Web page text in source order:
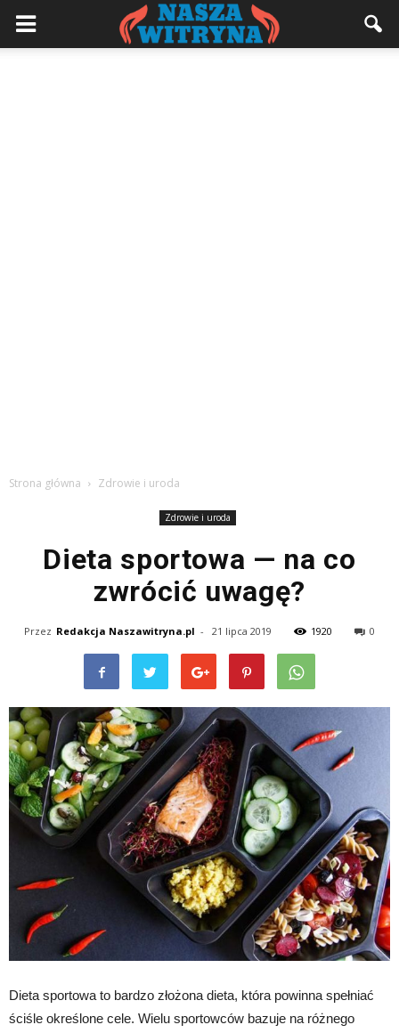
Strona główna Zdrowie i uroda
Zdrowie i uroda
Dieta sportowa — na co
zwrócić uwagę?
Przez Redakcja Naszawitryna.pl - 21 lipca 2019 1920 0
Dieta sportowa to bardzo złożona dieta, która powinna spełniać
ściśle określone cele. Wielu sportowców bazuje na różnego